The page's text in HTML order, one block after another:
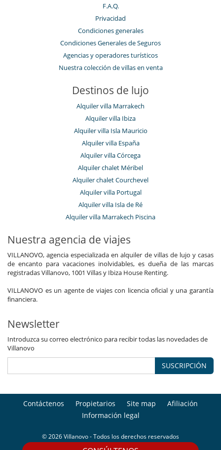
F.A.Q.
Privacidad
Condiciones generales
Condiciones Generales de Seguros
Agencias y operadores turísticos
Nuestra colección de villas en venta
Destinos de lujo
Alquiler villa Marrakech
Alquiler villa Ibiza
Alquiler villa Isla Mauricio
Alquiler villa España
Alquiler villa Córcega
Alquiler chalet Méribel
Alquiler chalet Courchevel
Alquiler villa Portugal
Alquiler villa Isla de Ré
Alquiler villa Marrakech Piscina
Nuestra agencia de viajes
VILLANOVO, agencia especializada en alquiler de villas de lujo y casas
de encanto para vacaciones inolvidables, es dueña de las marcas
registradas Villanovo, 1001 Villas y Ibiza House Renting.
VILLANOVO es un agente de viajes con licencia oficial y una garantía
financiera.
Newsletter
Introduzca su correo electrónico para recibir todas las novedades de
Villanovo
SUSCRIPCIÓN
Contáctenos Propietarios Site map
Afiliación
Información legal
© 2026 Villanovo - Todos los derechos reservados